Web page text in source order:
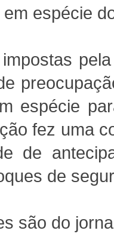
espécie
espécie
fez uma
de
de
são do